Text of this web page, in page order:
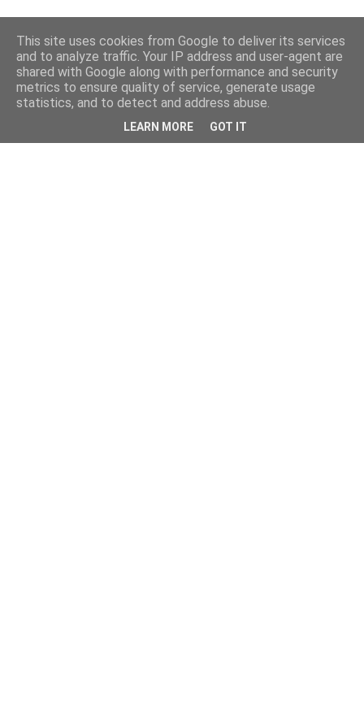
This site uses cookies from Google to deliver its services
and to analyze traffic. Your IP address and user-agent are
shared with Google along with performance and security
metrics to ensure quality of service, generate usage
statistics, and to detect and address abuse.
LEARN MORE GOT IT